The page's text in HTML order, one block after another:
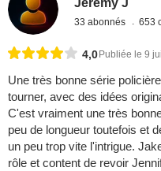
33 abonnés 653
4,0 Publiée le 9
Une très bonne série
tourner, avec des idées
C'est vraiment une très
peu de longueur toutefois et
un peu trop vite l'intrigue.
rôle et content de revoir